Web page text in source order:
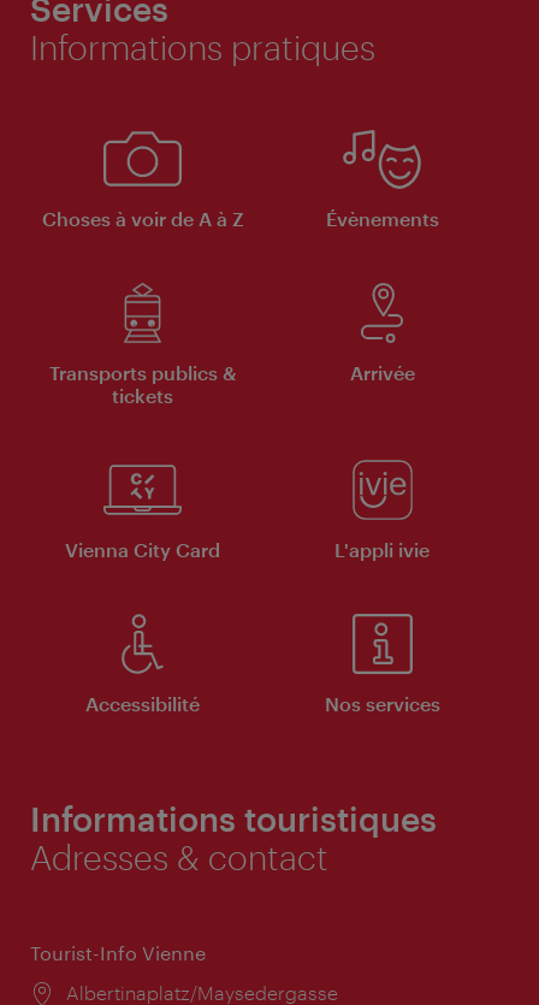
Services
Informations pratiques
Choses à voir de A à Z Évènements
Transports publics &
tickets
Arrivée
Vienna City Card L'appli ivie
Accessibilité Nos services
Informations touristiques
Adresses & contact
Tourist-Info Vienne
Lieu:
Albertinaplatz/Maysedergasse